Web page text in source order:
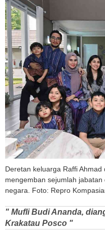
Deretan keluarga Raffi
mengemban sejumlah
negara. Foto: Repro
" Mufli Budi Ananda,
Krakatau Posco "